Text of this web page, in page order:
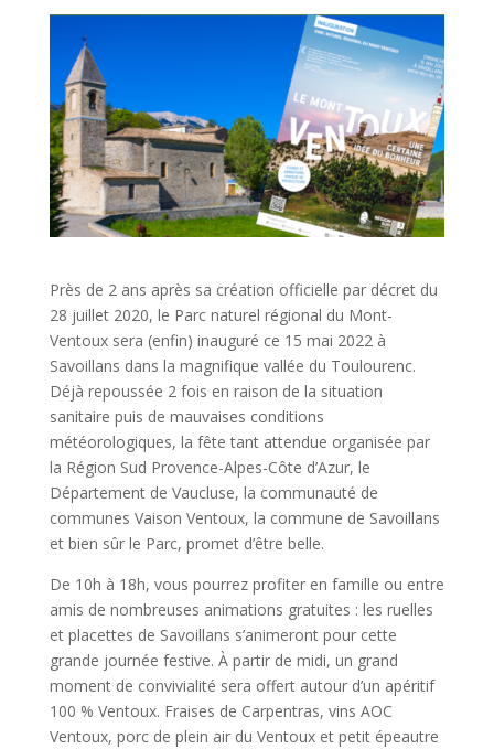
Près de 2 ans après sa création officielle par décret du
28 juillet 2020, le Parc naturel régional du Mont-
Ventoux sera (enfin) inauguré ce 15 mai 2022 à
Savoillans dans la magnifique vallée du Toulourenc.
Déjà repoussée 2 fois en raison de la situation
sanitaire puis de mauvaises conditions
météorologiques, la fête tant attendue organisée par
la Région Sud Provence-Alpes-Côte d’Azur, le
Département de Vaucluse, la communauté de
communes Vaison Ventoux, la commune de Savoillans
et bien sûr le Parc, promet d’être belle.
De 10h à 18h, vous pourrez profiter en famille ou entre
amis de nombreuses animations gratuites : les ruelles
et placettes de Savoillans s’animeront pour cette
grande journée festive. À partir de midi, un grand
moment de convivialité sera offert autour d’un apéritif
100 % Ventoux. Fraises de Carpentras, vins AOC
Ventoux, porc de plein air du Ventoux et petit épeautre